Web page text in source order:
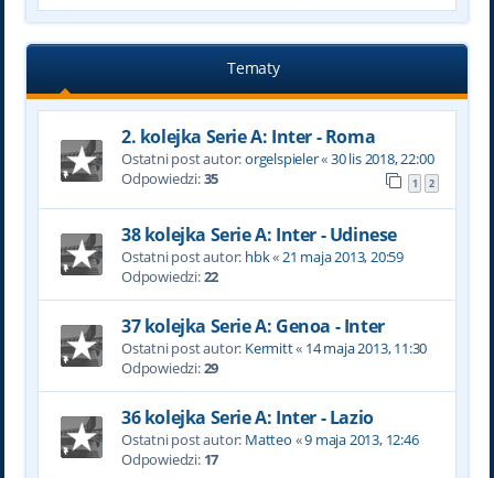
Tematy
2. kolejka Serie A: Inter - Roma
Ostatni post autor:orgelspieler«30 lis 2018, 22:00
Odpowiedzi:35 1 2
38 kolejka Serie A: Inter - Udinese
Ostatni post autor: hbk«21 maja 2013, 20:59
Odpowiedzi:22
37 kolejka Serie A: Genoa - Inter
Ostatni post autor: Kermitt« 14 maja 2013, 11:30
Odpowiedzi:29
36 kolejka Serie A: Inter - Lazio
Ostatni post autor: Matteo «9 maja 2013, 12:46
Odpowiedzi: 17